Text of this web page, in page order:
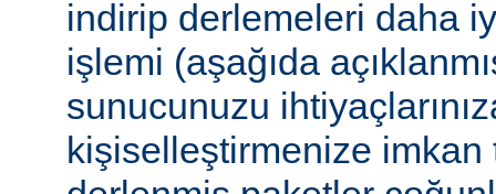
indirip derlemeleri daha
işlemi (aşağıda
sunucunuzu
kişiselleştirmenize imkan